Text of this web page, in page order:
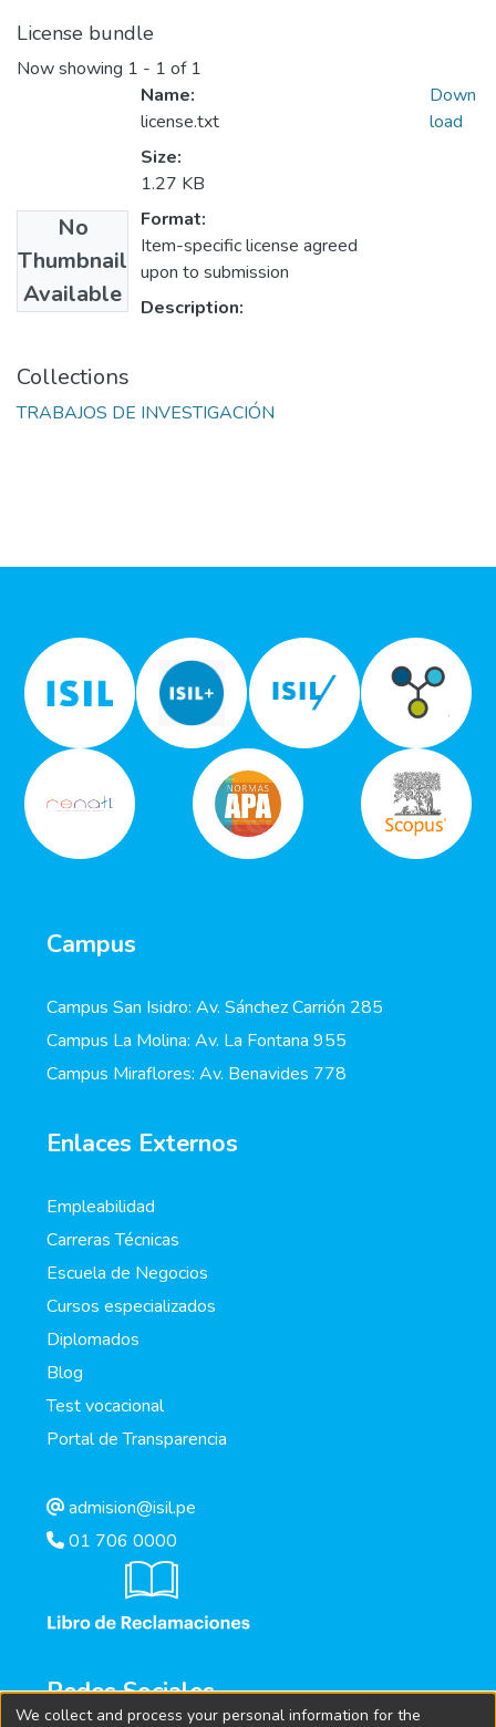
License bundle
Now showing 1 - 1 of 1
No
Thumbnail
Available
Name:
license.txt
Size:
1.27 KB
Format:
Item-specific license agreed
upon to submission
Description:
Down
load
Collections
TRABAJOS DE INVESTIGACIÓN
Campus
Campus San Isidro: Av. Sánchez Carrión 285
Campus La Molina: Av. La Fontana 955
Campus Miraflores: Av. Benavides 778
Enlaces Externos
Empleabilidad
Carreras Técnicas
Escuela de Negocios
Cursos especializados
Diplomados
Blog
Test vocacional
Portal de Transparencia
admision@isil.pe
01 706 0000
Redes Sociales
We collect and process your personal information for the